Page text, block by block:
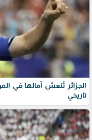
الجزائر تُنعش آمالها في
تاريخي